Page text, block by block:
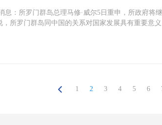
：所罗门群岛总理马修·威尔5日重申，所政府
所罗门群岛同中国的关系对国家发展具有重要意
1 2 3 4 5 6